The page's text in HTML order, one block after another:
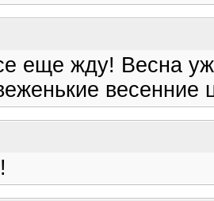
еще жду! Весна
весенние